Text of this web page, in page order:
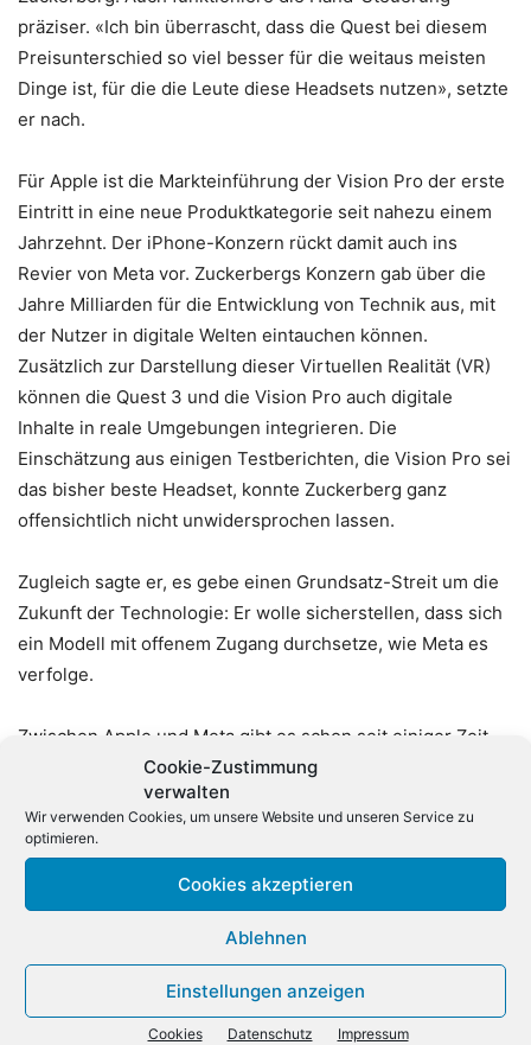
Cookie-Zustimmung
verwalten
Wir verwenden Cookies, um unsere Website und unseren Service zu
optimieren.
Cookies akzeptieren
Ablehnen
Einstellungen anzeigen
Cookies Datenschutz Impressum
präziser. «Ich bin überrascht, dass die Quest bei diesem
Preisunterschied so viel besser für die weitaus meisten
Dinge ist, für die die Leute diese Headsets nutzen», setzte
er nach.
Für Apple ist die Markteinführung der Vision Pro der erste
Eintritt in eine neue Produktkategorie seit nahezu einem
Jahrzehnt. Der iPhone-Konzern rückt damit auch ins
Revier von Meta vor. Zuckerbergs Konzern gab über die
Jahre Milliarden für die Entwicklung von Technik aus, mit
der Nutzer in digitale Welten eintauchen können.
Zusätzlich zur Darstellung dieser Virtuellen Realität (VR)
können die Quest 3 und die Vision Pro auch digitale
Inhalte in reale Umgebungen integrieren. Die
Einschätzung aus einigen Testberichten, die Vision Pro sei
das bisher beste Headset, konnte Zuckerberg ganz
offensichtlich nicht unwidersprochen lassen.
Zugleich sagte er, es gebe einen Grundsatz-Streit um die
Zukunft der Technologie: Er wolle sicherstellen, dass sich
ein Modell mit offenem Zugang durchsetze, wie Meta es
verfolge.
Zwischen Apple und Meta gibt es schon seit einiger Zeit
Spannungen. Zuckerberg zeigte sich vor einigen Jahren
sehr erbost über Apples Maßnahmen für mehr
Privatsphäre auf dem iPhone. App-Entwickler wie Meta
müssen seitdem die ausdrückliche Zustimmung der Nutzer
einholen, wenn sie deren Verhalten quer über
lehnten das ab – und hebelten damit auch bei Meta
Anzeigenmodelle aus, die auf diese Weise die Werbung
personalisierten. Inzwischen erholte sich das Meta-